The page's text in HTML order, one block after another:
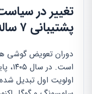
تغییر در
پشتیبانی ۷ ساله سامسونگ و گوگل
دوران تعویض گوشی
است.
اولویت اول تبدیل